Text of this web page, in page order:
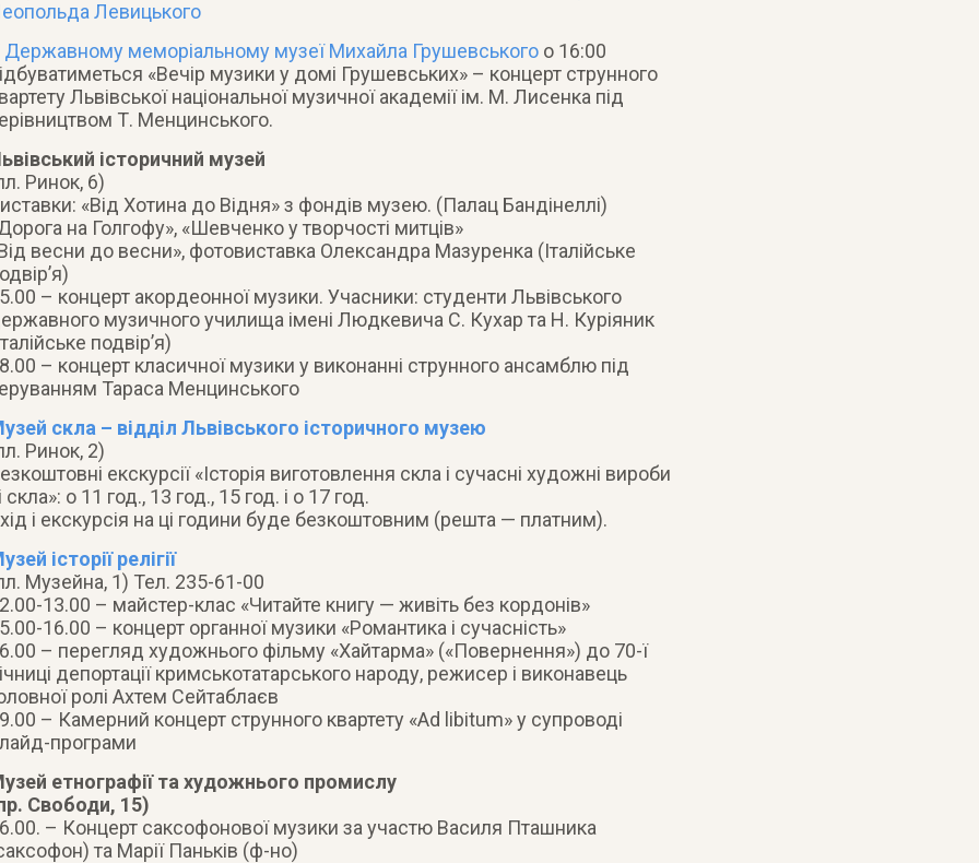
Левицького
Державному меморіальному музеї Михайла Грушевськогоо 16:00
«Вечір музики у домі Грушевських» – концерт струнного
Львівської національної музичної академії ім. М. Лисенка під
Т. Менцинського.
історичний музей
Ринок, 6)
«Від Хотина до Відня» з фондів музею. (Палац Бандінеллі)
на Голгофу», «Шевченко у творчості митців»
весни до весни», фотовиставка Олександра Мазуренка (Італійське
– концерт акордеонної музики. Учасники: cтуденти Львівського
музичного училища імені Людкевича С. Кухар та Н. Куріяник
подвір’я)
– концерт класичної музики у виконанні струнного ансамблю під
Тараса Менцинського
скла – відділ Львівського історичного музею
Ринок, 2)
екскурсії «Історія виготовлення скла і сучасні художні вироби
скла»: о 11 год., 13 год., 15 год. і о 17 год.
і екскурсія на ці години буде безкоштовним (решта — платним).
історії релігії
Музейна, 1) Тел. 235-61-00
13.00 – майстер-клас «Читайте книгу — живіть без кордонів»
16.00 – концерт органної музики «Романтика і сучасність»
– перегляд художнього фільму «Хайтарма» («Повернення») до 70-ї
депортації кримськотатарського народу, режисер і виконавець
ролі Ахтем Сейтаблаєв
– Камерний концерт струнного квартету «Ad libitum» у супроводі
програми
етнографії та художнього промислу
Свободи, 15)
– Концерт саксофонової музики за участю Василя Пташника
та Марії Паньків (ф-но)